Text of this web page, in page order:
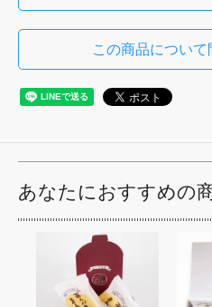
この商品について
あなたにおすすめの